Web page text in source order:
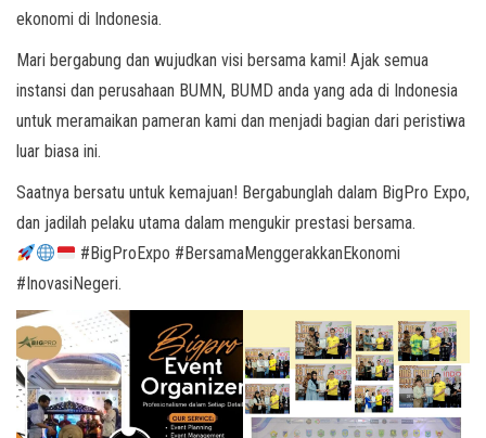
ekonomi di Indonesia.
Mari bergabung dan wujudkan visi bersama kami! Ajak semua
instansi dan perusahaan BUMN, BUMD anda yang ada di Indonesia
untuk meramaikan pameran kami dan menjadi bagian dari peristiwa
luar biasa ini.
Saatnya bersatu untuk kemajuan! Bergabunglah dalam BigPro Expo,
dan jadilah pelaku utama dalam mengukir prestasi bersama.
#BigProExpo #BersamaMenggerakkanEkonomi
#InovasiNegeri.